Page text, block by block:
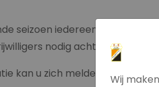
seizoen iedereen van een
nodig achter de bar,
kan u zich melden bij Jannie
Wij